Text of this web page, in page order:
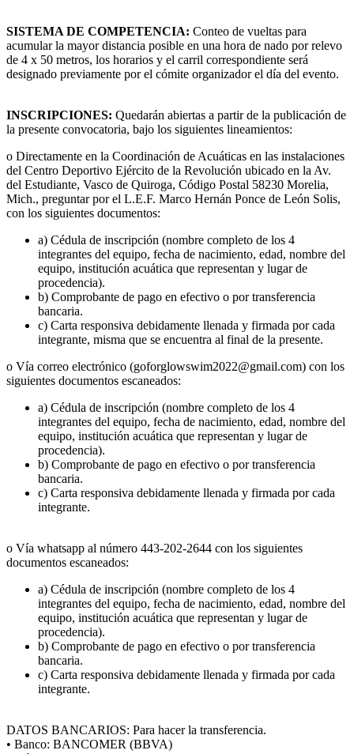
SISTEMA DE COMPETENCIA: Conteo de vueltas para
acumular la mayor distancia posible en una hora de nado por relevo
de 4 x 50 metros, los horarios y el carril correspondiente será
designado previamente por el cómite organizador el día del evento.
INSCRIPCIONES: Quedarán abiertas a partir de la publicación de
la presente convocatoria, bajo los siguientes lineamientos:
o Directamente en la Coordinación de Acuáticas en las instalaciones
del Centro Deportivo Ejército de la Revolución ubicado en la Av.
del Estudiante, Vasco de Quiroga, Código Postal 58230 Morelia,
Mich., preguntar por el L.E.F. Marco Hernán Ponce de León Solis,
con los siguientes documentos:
a) Cédula de inscripción (nombre completo de los 4
integrantes del equipo, fecha de nacimiento, edad, nombre del
equipo, institución acuática que representan y lugar de
procedencia).
b) Comprobante de pago en efectivo o por transferencia
bancaria.
c) Carta responsiva debidamente llenada y firmada por cada
integrante, misma que se encuentra al final de la presente.
o Vía correo electrónico (goforglowswim2022@gmail.com) con los
siguientes documentos escaneados:
a) Cédula de inscripción (nombre completo de los 4
integrantes del equipo, fecha de nacimiento, edad, nombre del
equipo, institución acuática que representan y lugar de
procedencia).
b) Comprobante de pago en efectivo o por transferencia
bancaria.
c) Carta responsiva debidamente llenada y firmada por cada
integrante.
o Vía whatsapp al número 443-202-2644 con los siguientes
documentos escaneados:
a) Cédula de inscripción (nombre completo de los 4
integrantes del equipo, fecha de nacimiento, edad, nombre del
equipo, institución acuática que representan y lugar de
procedencia).
b) Comprobante de pago en efectivo o por transferencia
bancaria.
c) Carta responsiva debidamente llenada y firmada por cada
integrante.
DATOS BANCARIOS: Para hacer la transferencia.
• Banco: BANCOMER (BBVA)